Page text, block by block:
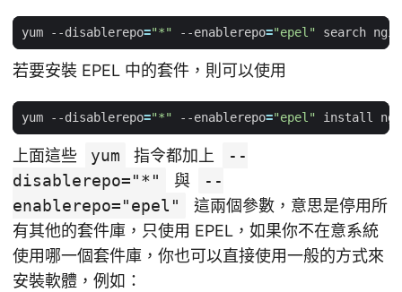
yum --disablerepo="*" --enablerepo="epel"
若要安裝 EPEL 中的套件，則可以使用
yum --disablerepo="*" --enablerepo="epel"
上面這些 yum 指令都加上
--
disablerepo="*"
與
--
enablerepo="epel"
這兩個參數，意思是停用所
有其他的套件庫，只使用 EPEL，如果你不在意系統
使用哪一個套件庫，你也可以直接使用一般的方式來
安裝軟體，例如：